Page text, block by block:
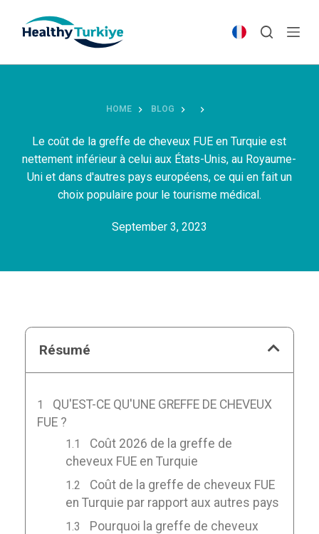
p
HOME BLOG
Le coût de la greffe de cheveux FUE en Turquie est
nettement inférieur à celui aux États-Unis, au Royaume-
Uni et dans d'autres pays européens, ce qui en fait un
choix populaire pour le tourisme médical.
September 3, 2023
Résumé
QU'EST-CE QU'UNE GREFFE DE CHEVEUX
FUE ?
Coût 2026 de la greffe de
cheveux FUE en Turquie
Coût de la greffe de cheveux FUE
en Turquie par rapport aux autres pays
Pourquoi la greffe de cheveux